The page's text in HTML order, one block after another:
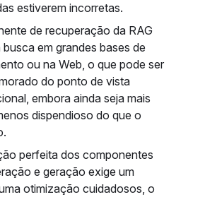
estiverem incorretas.
de recuperação da RAG
em grandes bases de
ou na Web, o que pode ser
do ponto de vista
embora ainda seja mais
dispendioso do que o
perfeita dos componentes
e geração exige um
otimização cuidadosos, o